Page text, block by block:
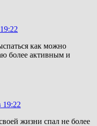
как можно
более активным и
19:22
жизни спал не более